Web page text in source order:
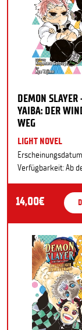
DEMON
YAIBA: DER
WEG
LIGHT NOVEL
Verfügbarkeit: Ab
14,00€